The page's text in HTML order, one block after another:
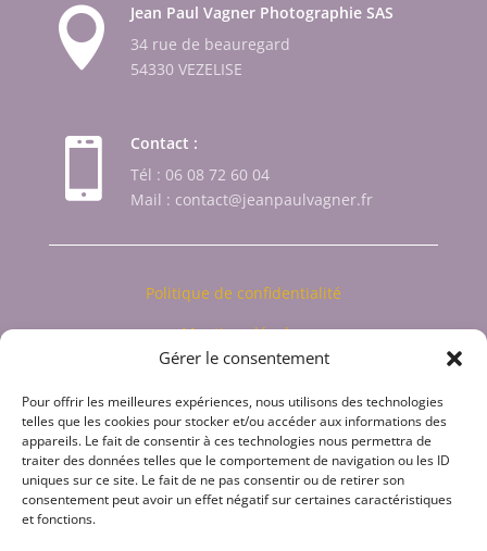
Gérer le consentement
Pour offrir les meilleures expériences, nous utilisons des technologies
telles que les cookies pour stocker et/ou accéder aux informations des
appareils. Le fait de consentir à ces technologies nous permettra de
traiter des données telles que le comportement de navigation ou les ID
uniques sur ce site. Le fait de ne pas consentir ou de retirer son
consentement peut avoir un effet négatif sur certaines caractéristiques
et fonctions.

Jean Paul Vagner Photographie SAS
34 rue de beauregard
54330 VEZELISE

Contact :
Tél : 06 08 72 60 04
Mail : contact@jeanpaulvagner.fr
Politique de confidentialité
Mentions légales

Horaires d'ouverture
Lundi au samedi : 8h30 à 18h00
Dimanche : Fermé